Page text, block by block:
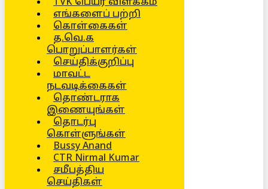
TVK பெயர் விளக்கம்
எங்களைப் பற்றி
கொள்கைகள்
த.வெ.க
பொறுப்பாளர்கள்
செய்திக்குறிப்பு
மாவட்ட
நடவடிக்கைகள்
தொண்டராக
இணையுங்கள்
தொடர்பு
கொள்ளுங்கள்
Bussy Anand
CTR Nirmal Kumar
சமீபத்திய
செய்திகள்